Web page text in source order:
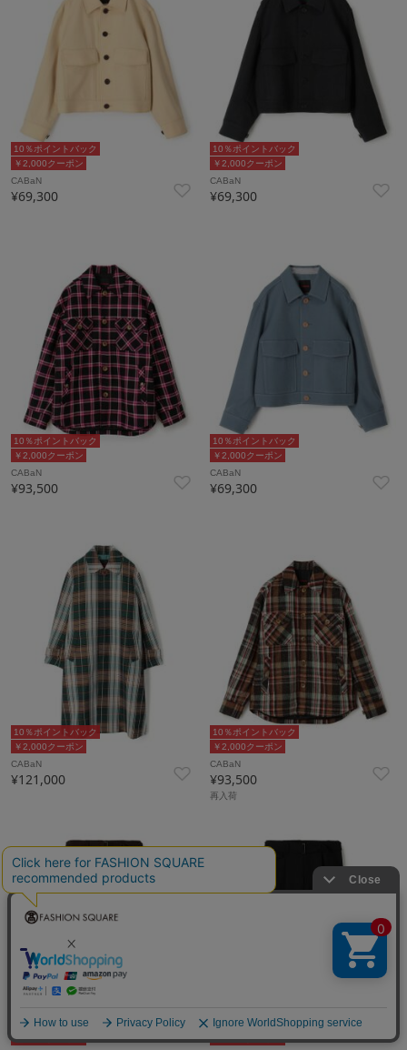
￥2,000クーポン
10％ポイントバック
CABaN
¥69,300
￥2,000クーポン
10％ポイントバック
CABaN
¥69,300
￥2,000クーポン
10％ポイントバック
CABaN
¥93,500
￥2,000クーポン
10％ポイントバック
CABaN
¥69,300
￥2,000クーポン
10％ポイントバック
CABaN
¥121,000
￥2,000クーポン
10％ポイントバック
CABaN
¥93,500
再入荷
￥2,000クーポン
10％ポイントバック
￥2,000クーポン
10％ポイントバック